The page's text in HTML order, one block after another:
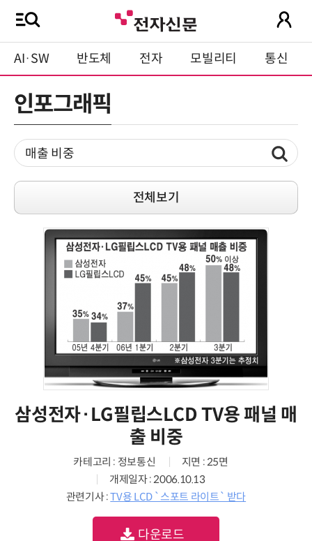
AI·SW 반도체 전자 모빌리티 통신
인포그래픽
전체보기
삼성전자·LG필립스LCD TV용 패널 매
출 비중
카테고리 : 정보통신
지면 : 25면
개제일자 : 2006.10.13
관련기사 :TV용 LCD `스포트 라이트` 받다
다운로드